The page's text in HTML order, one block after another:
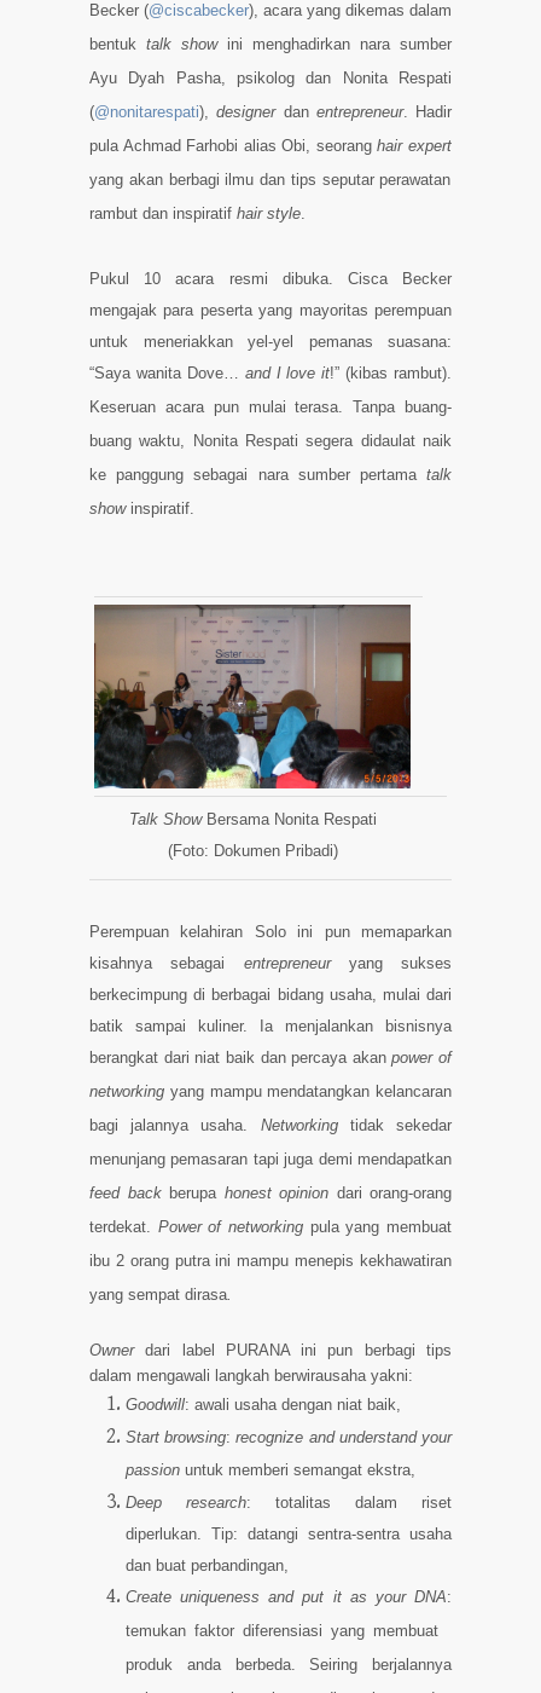
Becker (@ciscabecker), acara yang dikemas dalam
bentuk talk showini menghadirkan nara sumber
Ayu Dyah Pasha, psikolog dan Nonita Respati
(@nonitarespati), designerdan entrepreneur. Hadir
pula Achmad Farhobi alias Obi, seoranghair expert
yang akan berbagi ilmu dan tips seputar perawatan
rambut dan inspiratif hair style.
Pukul 10 acara resmi dibuka. Cisca Becker
mengajak para peserta yang mayoritas perempuan
untuk meneriakkan yel-yel pemanas suasana:
“Saya wanita Dove… and I love it!” (kibas rambut).
Keseruan acara pun mulai terasa. Tanpa buang-
buang waktu,
Nonita Respatisegera didaulat naik
ke panggung sebagai nara sumber pertama talk
showinspiratif.
Talk ShowBersama Nonita Respati
(Foto: Dokumen Pribadi)
Perempuan kelahiran Solo ini pun memaparkan
kisahnya sebagai entrepreneuryang sukses
berkecimpung di berbagai bidang usaha, mulai dari
batik sampai kuliner. Ia menjalankan bisnisnya
berangkat dari niat baik dan percaya akanpower of
networking yang mampu mendatangkan kelancaran
bagi jalannya usaha. Networkingtidak sekedar
menunjang pemasaran tapi juga demi mendapatkan
feed backberupa honest opinion dari orang-orang
terdekat. Power of networking pula yang membuat
ibu 2 orang putra ini mampu menepis kekhawatiran
yang sempat dirasa.
Ownerdari label PURANA ini pun berbagi tips
dalam mengawali langkah berwirausaha yakni:
Goodwill: awali usaha dengan niat baik,
Start browsing:recognize and understand your
passion untuk memberi semangat ekstra,
Deep research: totalitas dalam riset
diperlukan. Tip: datangi sentra-sentra usaha
dan buat perbandingan,
Create uniqueness and put it as your DNA:
temukan faktor diferensiasi yang membuat
produk anda berbeda. Seiring berjalannya